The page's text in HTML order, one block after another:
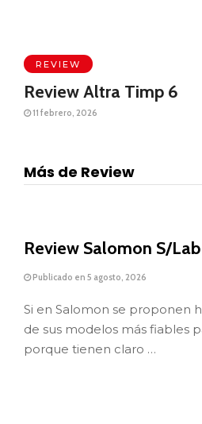
REVIEW
Review Altra Timp 6
11 febrero, 2026
Más de Review
Review Salomon S/
Publicado en 5 agosto, 2026
Si en Salomon se proponen
de sus modelos más fiables
porque tienen claro …